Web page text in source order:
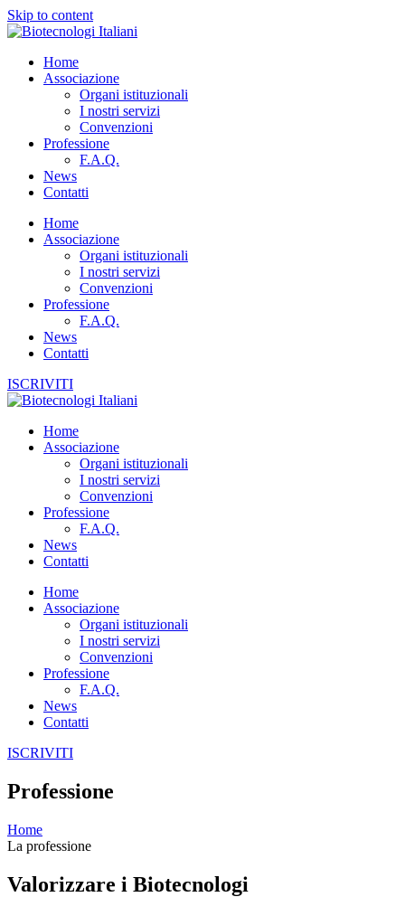
Skip to content
Home
Associazione
Organi istituzionali
I nostri servizi
Convenzioni
Professione
F.A.Q.
News
Contatti
Home
Associazione
Organi istituzionali
I nostri servizi
Convenzioni
Professione
F.A.Q.
News
Contatti
ISCRIVITI
Home
Associazione
Organi istituzionali
I nostri servizi
Convenzioni
Professione
F.A.Q.
News
Contatti
Home
Associazione
Organi istituzionali
I nostri servizi
Convenzioni
Professione
F.A.Q.
News
Contatti
ISCRIVITI
Professione
Home
La professione
Valorizzare i Biotecnologi